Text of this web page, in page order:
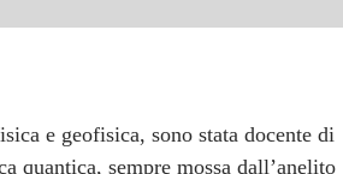
e geofisica, sono stata docente di
quantica, sempre mossa dall’anelito